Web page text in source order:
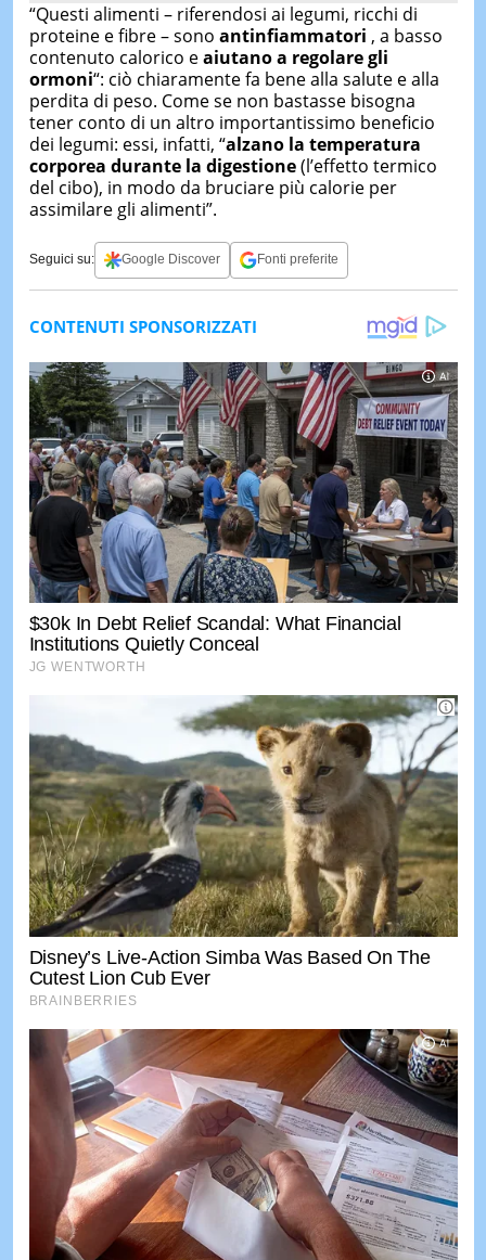
“Questi alimenti – riferendosi ai legumi, ricchi di
proteine e fibre – sono antinfiammatori , a basso
contenuto calorico eaiutano a regolare gli
ormoni“: ciò chiaramente fa bene alla salute e alla
perdita di peso. Come se non bastasse bisogna
tener conto di un altro importantissimo beneficio
dei legumi: essi, infatti, “alzano la temperatura
corporea durante la digestione(l’effetto termico
del cibo), in modo da bruciare più calorie per
assimilare gli alimenti”.
Seguici su: Google Discover Fonti preferite